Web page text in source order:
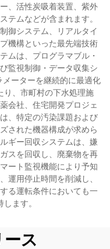
、活性炭吸着装置、紫外
テムなどが含まれます。
御システム、リアルタイ
機構といった最先端技術
ムは、プログラマブル・
監視制御・データ収集シ
ーターを継続的に最適化
り、市町村の下水処理施
会社、住宅開発プロジェ
、特定の汚染課題および
された機器構成が求めら
ギー回収システムは、嫌
スを回収し、廃棄物を再
ート監視機能により予知
運用停止時間を削減し、
る運転条件においても一
ます。
ス